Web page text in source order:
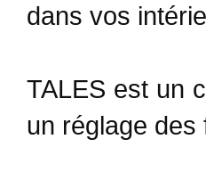
dans vos
TALES est un
un réglage